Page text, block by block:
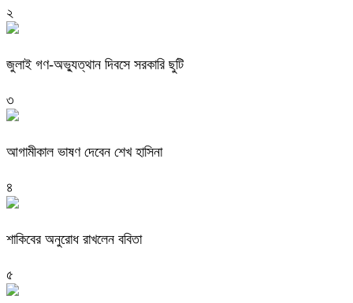
২
জুলাই গণ-অভ্যুত্থান দিবসে সরকারি ছুটি
৩
আগামীকাল ভাষণ দেবেন শেখ হাসিনা
৪
শাকিবের অনুরোধ রাখলেন ববিতা
৫